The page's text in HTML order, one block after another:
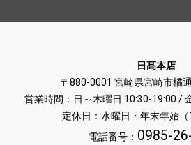
日髙本店
〒880-0001 宮崎県宮崎市橘
営業時間：日～木曜日 10:30-19:00 /
定休日：水曜日・年末年始（
電話番号： 0985-